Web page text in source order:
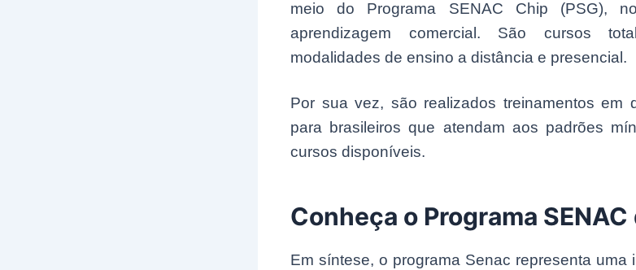
meio do Programa SENAC Chip (PSG),
aprendizagem comercial. São cursos
modalidades de ensino a distância e presencial.
Por sua vez, são realizados treinamentos em
para brasileiros que atendam aos padrões
cursos disponíveis.
Conheça o Programa
Em síntese, o programa Senac representa uma